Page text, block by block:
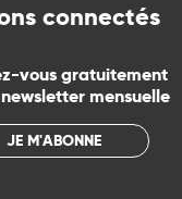
connectés
vous gratuitement
mensuelle
JE M'ABONNE